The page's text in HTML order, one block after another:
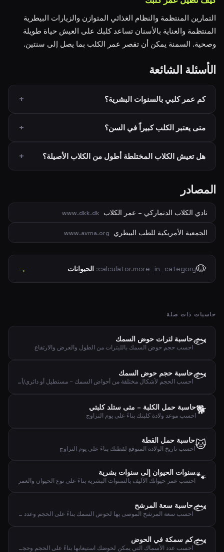
التمارين المنتظمة والنظام الغذائي المتوازن والزيارات البيطرية
المنتظمة والعناية بالأسنان تساعد كلبك على العيش حياة طويلة
وصحية. السمنة يمكن أن تقصر عمر الكلب بما يصل إلى سنتين.
الأسئلة الشائعة
كم عمر كلبي بالسنوات البشرية؟
متى يعتبر الكلب كبيراً في السن؟
هل تعيش الكلاب المختلطة أطول من الكلاب الأصيلة؟
المصادر
نادي الكلاب الدنماركي – عمر الكلاب www.dkk.dk
الجمعية الأمريكية للطب البيطري www.avma.org
🐶
calculator.more_in_category: الحيوانات →
حاسبات ذات صلة
🐟حاسبة لترات حوض السمك
احسب حجم حوض السمك بالليترات من الطول والعرض والارتفاع
🐟حاسبة حجم حوض السمك
احسب الحجم لأشكال مختلفة من أحواض السمك – مستطيل أو دائري/أسطواني أو مقوس
🐕حاسبة حمل الكلبة – متى ستلد كلبتي
احسب موعد ولادة كلبتك بناءً على يوم التزاوج
🐱حاسبة حمل القطة
احسب تاريخ الولادة المتوقع لقطتك بناءً على يوم التزاوج
🐾سنوات الحيوان إلى سنوات بشرية
احسب عمر حيوانك الأليف بالسنوات البشرية بناءً على نوع الحيوان والعمر
🐟حاسبة سعة المرشح
احسب سعة المرشح الموصى بها لحوض السمك بناءً على الحجم وعدد الأسماك والنباتات
🐟كم سمكة في الحوض
احسب عدد الأسماك التي يمكن لحوضك استيعابها بناءً على الحجم وحجم السمك